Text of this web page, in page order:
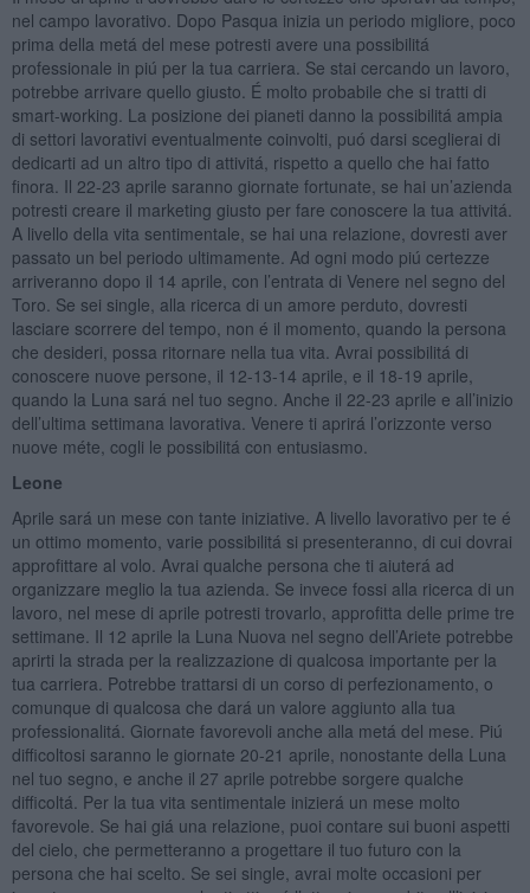
nel campo lavorativo. Dopo Pasqua inizia un periodo migliore, poco
prima della metá del mese potresti avere una possibilitá
professionale in piú per la tua carriera. Se stai cercando un lavoro,
potrebbe arrivare quello giusto. É molto probabile che si tratti di
smart-working. La posizione dei pianeti danno la possibilitá ampia
di settori lavorativi eventualmente coinvolti, puó darsi sceglierai di
dedicarti ad un altro tipo di attivitá, rispetto a quello che hai fatto
finora. Il 22-23 aprile saranno giornate fortunate, se hai un’azienda
potresti creare il marketing giusto per fare conoscere la tua attivitá.
A livello della vita sentimentale, se hai una relazione, dovresti aver
passato un bel periodo ultimamente. Ad ogni modo piú certezze
arriveranno dopo il 14 aprile, con l’entrata di Venere nel segno del
Toro. Se sei single, alla ricerca di un amore perduto, dovresti
lasciare scorrere del tempo, non é il momento, quando la persona
che desideri, possa ritornare nella tua vita. Avrai possibilitá di
conoscere nuove persone, il 12-13-14 aprile, e il 18-19 aprile,
quando la Luna sará nel tuo segno. Anche il 22-23 aprile e all’inizio
dell’ultima settimana lavorativa. Venere ti aprirá l’orizzonte verso
nuove méte, cogli le possibilitá con entusiasmo.
Leone
Aprile sará un mese con tante iniziative. A livello lavorativo per te é
un ottimo momento, varie possibilitá si presenteranno, di cui dovrai
approfittare al volo. Avrai qualche persona che ti aiuterá ad
organizzare meglio la tua azienda. Se invece fossi alla ricerca di un
lavoro, nel mese di aprile potresti trovarlo, approfitta delle prime tre
settimane. Il 12 aprile la Luna Nuova nel segno dell’Ariete potrebbe
aprirti la strada per la realizzazione di qualcosa importante per la
tua carriera. Potrebbe trattarsi di un corso di perfezionamento, o
comunque di qualcosa che dará un valore aggiunto alla tua
professionalitá. Giornate favorevoli anche alla metá del mese. Piú
difficoltosi saranno le giornate 20-21 aprile, nonostante della Luna
nel tuo segno, e anche il 27 aprile potrebbe sorgere qualche
difficoltá. Per la tua vita sentimentale inizierá un mese molto
favorevole. Se hai giá una relazione, puoi contare sui buoni aspetti
del cielo, che permetteranno a progettare il tuo futuro con la
persona che hai scelto. Se sei single, avrai molte occasioni per